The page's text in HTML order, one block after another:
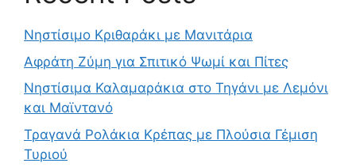
Νηστίσιμο Κριθαράκι με Μανιτάρια
Αφράτη Ζύμη για Σπιτικό Ψωμί και Πίτες
Νηστίσιμα Καλαμαράκια στο Τηγάνι με Λεμόνι
και Μαϊντανό
Τραγανά Ρολάκια Κρέπας με Πλούσια Γέμιση
Τυριού